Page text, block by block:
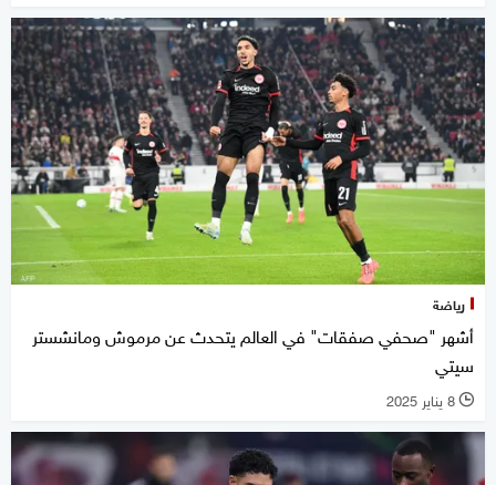
رياضة
أشهر "صحفي صفقات" في العالم يتحدث عن مرموش ومانشستر
سيتي
l 8 يناير 2025